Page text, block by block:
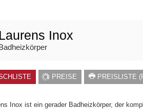
Elektrische Heizstäbe
Handtuchhalter
Inox
PREISE PREISLISTE
Inox ist ein gerader Badheizkörper, der